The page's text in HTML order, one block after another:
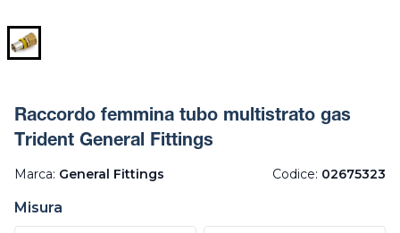
Raccordo femmina tubo multistrato gas
Trident General Fittings
Marca: General Fittings Codice: 02675323
Misura